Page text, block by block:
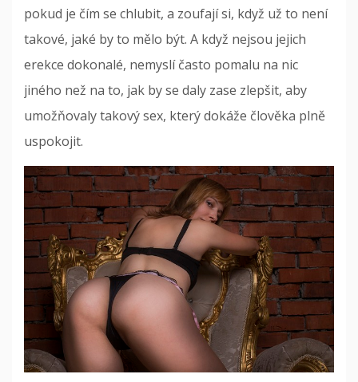
pokud je čím se chlubit, a zoufají si, když už to není
takové, jaké by to mělo být. A když nejsou jejich
erekce dokonalé, nemyslí často pomalu na nic
jiného než na to, jak by se daly zase zlepšit, aby
umožňovaly takový sex, který dokáže člověka plně
uspokojit.